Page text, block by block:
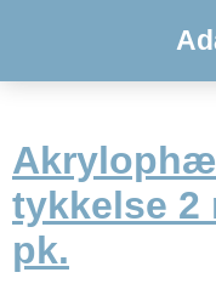
tykkelse 2
pk.